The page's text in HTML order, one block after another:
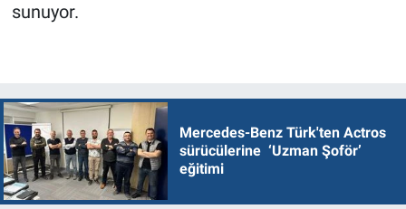
sunuyor.
Mercedes-Benz Türk'ten Actros
sürücülerine ‘Uzman Şoför’
eğitimi